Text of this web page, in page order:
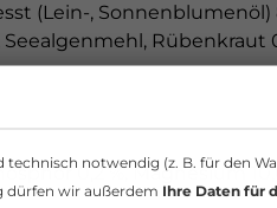
(Lein-,
0,2 %, Magnesium
notwendig (z. B. für den
dürfen wir außerdem Ihre Daten für